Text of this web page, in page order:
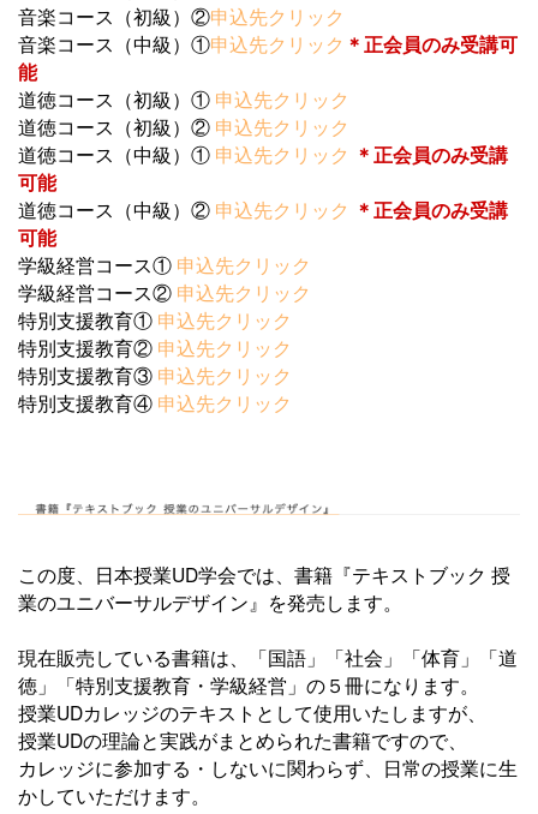
音楽コース（初級）②申込先クリック
音楽コース（中級）①申込先クリック ＊正会員のみ受講可
能
道徳コース（初級）① 申込先クリック
道徳コース（初級）② 申込先クリック
道徳コース（中級）① 申込先クリック ＊正会員のみ受講
可能
道徳コース（中級）② 申込先クリック ＊正会員のみ受講
可能
学級経営コース① 申込先クリック
学級経営コース② 申込先クリック
特別支援教育① 申込先クリック
特別支援教育② 申込先クリック
特別支援教育③ 申込先クリック
特別支援教育④ 申込先クリック
この度、日本授業UD学会では、書籍『テキストブック 授
業のユニバーサルデザイン』を発売します。
現在販売している書籍は、「国語」「社会」「体育」「道
徳」「特別支援教育・学級経営」の５冊になります。
授業UDカレッジのテキストとして使用いたしますが、
授業UDの理論と実践がまとめられた書籍ですので、
カレッジに参加する・しないに関わらず、日常の授業に生
かしていただけます。